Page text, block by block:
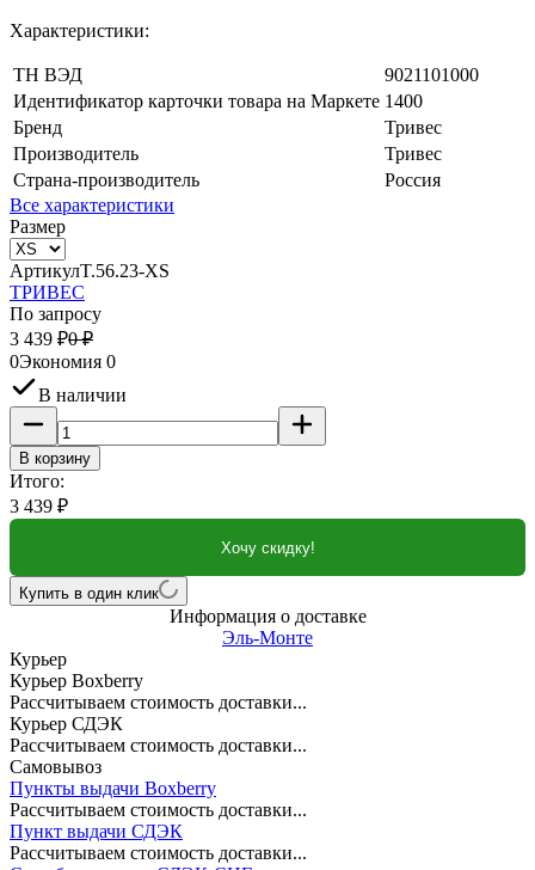
Характеристики:
ТН ВЭД
9021101000
Идентификатор карточки товара на Маркете 1400
Бренд
Тривес
Производитель
Тривес
Страна-производитель
Россия
Все характеристики
Размер
АртикулT.56.23-XS
ТРИВЕС
По запросу
3 439 ₽0 ₽
0Экономия 0
В наличии
В корзину
Итого:
3 439 ₽
Хочу скидку!
Купить в один клик
Информация о доставке
Эль-Монте
Курьер
Курьер Boxberry
Рассчитываем стоимость доставки...
Курьер СДЭК
Рассчитываем стоимость доставки...
Самовывоз
Пункты выдачи Boxberry
Рассчитываем стоимость доставки...
Пункт выдачи СДЭК
Рассчитываем стоимость доставки...